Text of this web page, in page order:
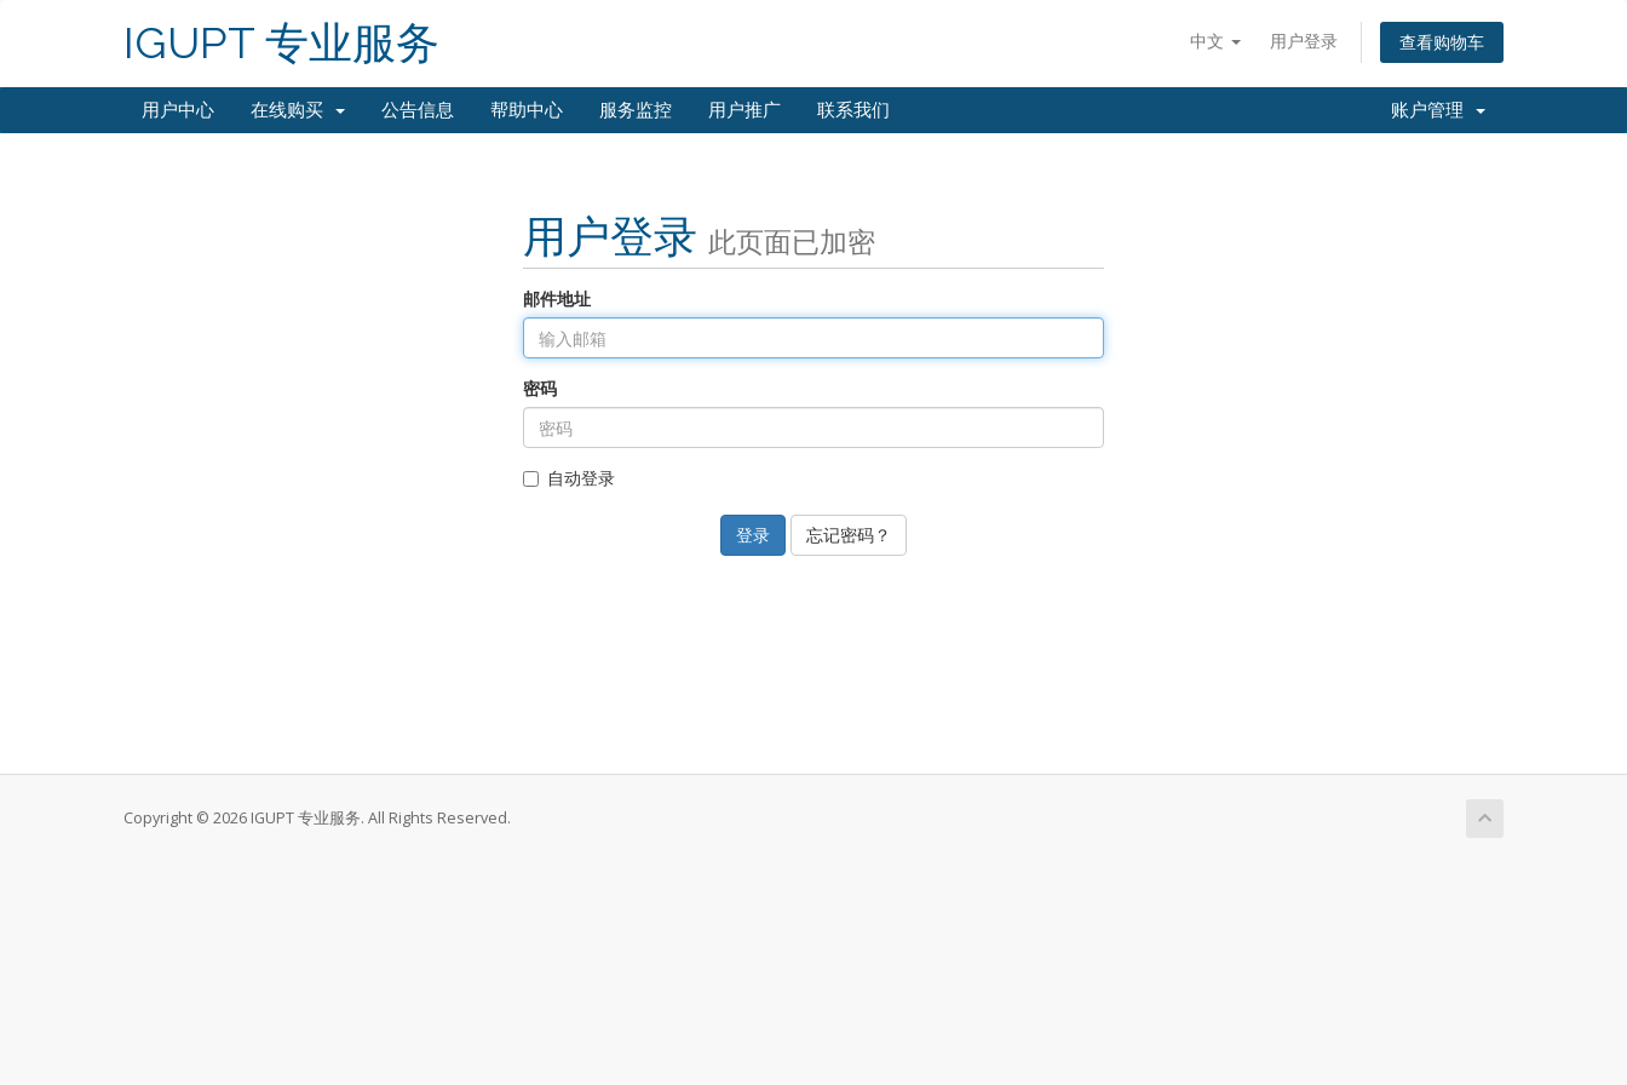
中文 用户登录 查看购物车
IGUPT 专业服务
用户中心 在线购买 公告信息 帮助中心 服务监控 用户推广 联系我们 账户管理
用户登录 此页面已加密
邮件地址
密码
自动登录
忘记密码？
Copyright © 2026 IGUPT 专业服务. All Rights Reserved.